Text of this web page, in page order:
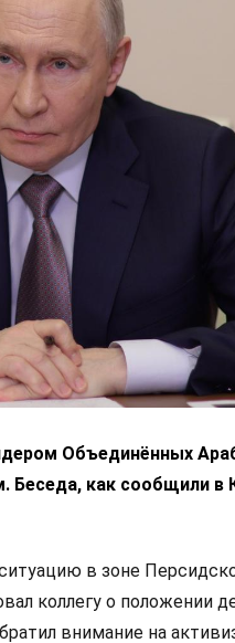
Объединённых
как сообщили в
в зоне
коллегу о положении
внимание на